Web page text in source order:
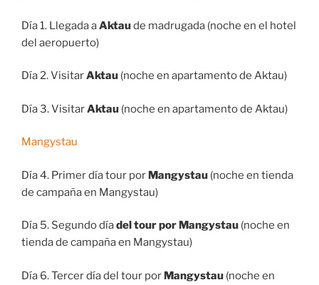
Día 1. Llegada aAktaude madrugada (noche en el hotel
del aeropuerto)
Día 2. VisitarAktau (noche en apartamento de Aktau)
Día 3. VisitarAktau (noche en apartamento de Aktau)
Mangystau
Día 4. Primer día tour por Mangystau (noche en tienda
de campaña en Mangystau)
Día 5. Segundo díadel tour por Mangystau (noche en
tienda de campaña en Mangystau)
Día 6.Tercer día del tour por Mangystau (noche en